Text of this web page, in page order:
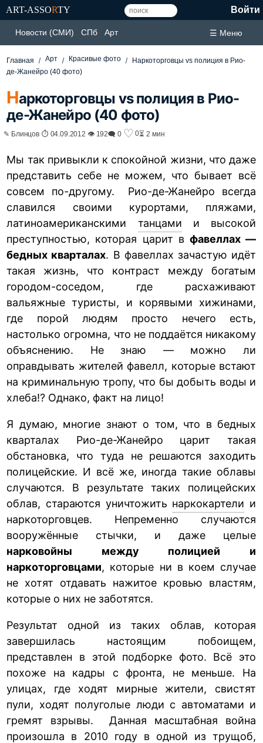
ART-ASSORTY Войти
Новости (СМИ) СПб Арт ☰ Меню
Главная Арт Красивые фото
Наркоторговцы vs полиция в Рио-
де-Жанейро (40 фото)
Наркоторговцы vs полиция в Рио-
де-Жанейро (40 фото)
✎ Блинцов ⏱ 04.09.2012 👁 192🗨 0 ♡ 0⏳ 2 мин
Мы так привыкли к спокойной жизни, что даже
представить себе не можем, что бывает всё
совсем по-другому. Рио-де-Жанейро всегда
славился своими курортами, пляжами,
латиноамериканскими танцами и высокой
преступностью, которая царит в фавеллах —
бедных кварталах. В фавеллах зачастую идёт
такая жизнь, что контраст между богатым
городом-соседом, где расхаживают
вальяжные туристы, и корявыми хижинами,
где порой людям просто нечего есть,
настолько огромна, что не поддаётся никакому
объяснению. Не знаю — можно ли
оправдывать жителей фавелл, которые встают
на криминальную тропу, что бы добыть воды и
хлеба!? Однако, факт на лицо!
Я думаю, многие знают о том, что в бедных
кварталах Рио-де-Жанейро царит такая
обстановка, что туда не решаются заходить
полицейские. И всё же, иногда такие облавы
случаются. В результате таких полицейских
облав, стараются уничтожить наркокартели и
наркоторговцев. Непременно случаются
вооружённые стычки, и даже целые
нарковойны между полицией и
наркоторговцами, которые ни в коем случае
не хотят отдавать нажитое кровью властям,
которые о них не заботятся.
Результат одной из таких облав, которая
завершилась настоящим побоищем,
представлен в этой подборке фото. Всё это
похоже на кадры с фронта, не меньше. На
улицах, где ходят мирные жители, свистят
пули, ходят полуголые люди с автоматами и
гремят взрывы. Данная масштабная война
произошла в 2010 году в одной из трущоб,